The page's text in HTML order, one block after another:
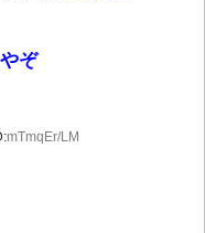
ぞ
mTmqEr/LM